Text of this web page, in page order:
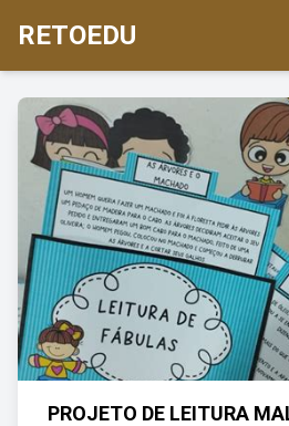
RETOEDU
PROJETO DE LEITURA